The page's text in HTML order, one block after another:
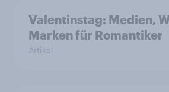
Valentinstag: Medien,
Marken für Romantiker
Artikel